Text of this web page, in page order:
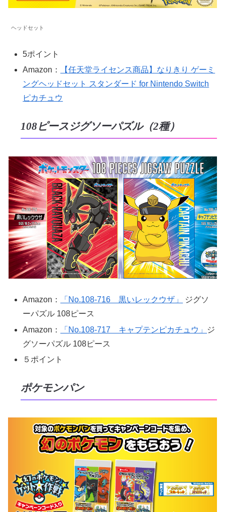
ヘッドセット
5ポイント
Amazon：
【任天堂ライセンス商品】なりきり ゲーミ
ングヘッドセット スタンダード for Nintendo Switch
ピカチュウ
108ピースジグソーパズル（2種）
Amazon： 「No.108-716 黒いレックウザ」
ジグソ
ーパズル 108ピース
Amazon：
「No.108-717 キャプテンピカチュウ」
ジ
グソーパズル 108ピース
５ポイント
ポケモンパン